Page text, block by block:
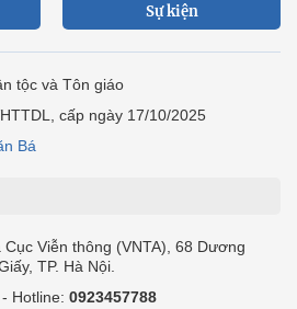
Sự kiện
tộc và Tôn giáo
cấp ngày 17/10/2025
Bá
Viễn thông (VNTA), 68 Dương
TP. Hà Nội.
- Hotline: 0923457788